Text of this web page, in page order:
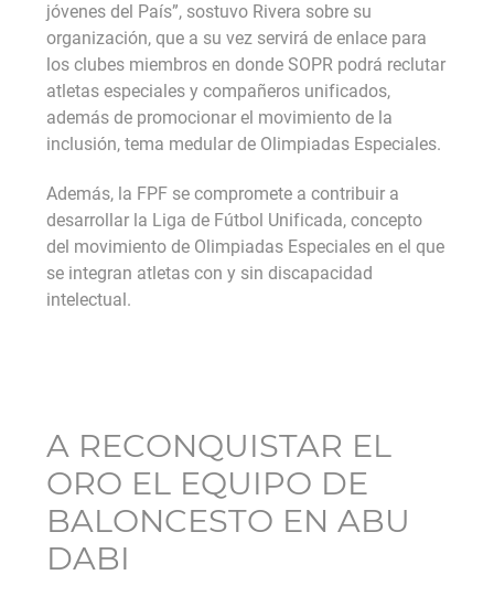
jóvenes del País”, sostuvo Rivera sobre su
organización, que a su vez servirá de enlace para
los clubes miembros en donde SOPR podrá reclutar
atletas especiales y compañeros unificados,
además de promocionar el movimiento de la
inclusión, tema medular de Olimpiadas Especiales.
Además, la FPF se compromete a contribuir a
desarrollar la Liga de Fútbol Unificada, concepto
del movimiento de Olimpiadas Especiales en el que
se integran atletas con y sin discapacidad
intelectual.
A RECONQUISTAR EL
ORO EL EQUIPO DE
BALONCESTO EN ABU
DABI